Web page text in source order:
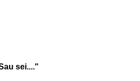
sei...."